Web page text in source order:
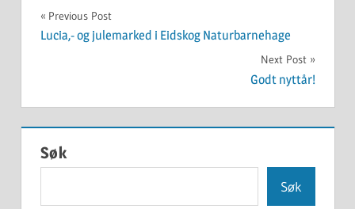
UKATEGORISERT
Innleggsnavigasjon
Previous Post
Lucia,- og julemarked i Eidskog Naturbarnehage
Next Post
Godt nyttår!
Søk
Søk